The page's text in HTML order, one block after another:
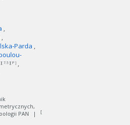
Parda
7.5 ][ P ]
PAN
|
[